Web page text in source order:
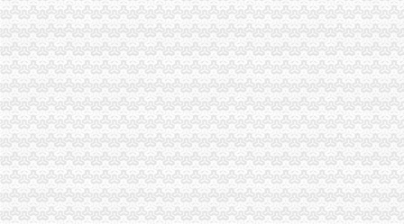
重庆利耀国际物流有限公司
重庆雅皎贸易有限公司2017新招聘信息_电话_地址-58企业名录
重庆商务服务公司-顺企网重庆黄页
重庆微商服装代理一手货源重庆女孩服装批发-服装服饰-供求信息-中国
【2014年重庆美购贸易有限公司新招聘信息_电话_地址】-赶集网
大坪代办进出口公司
帅博工商*办重庆公司注册-帅博工商咨询服务部
美国纸尿裤进口代理报关公司
新华锦北方大纯进出口代理无自营
重庆真谛知识产权代理有限公司2017招聘_重庆校园招聘
【代办资质专业的团队】-渝中大坪易登网
重庆公司注册_xiaoyaotu_新浪博客